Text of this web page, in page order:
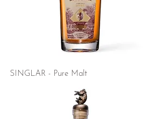
SINGLAR - Pure Malt